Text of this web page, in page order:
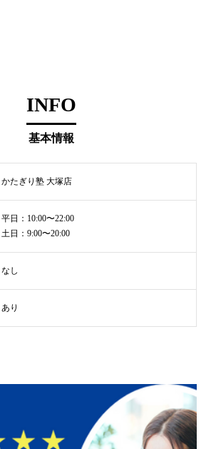
INFO
基本情報
かたぎり塾 大塚店
平日：10:00〜22:00
土日：9:00〜20:00
なし
あり